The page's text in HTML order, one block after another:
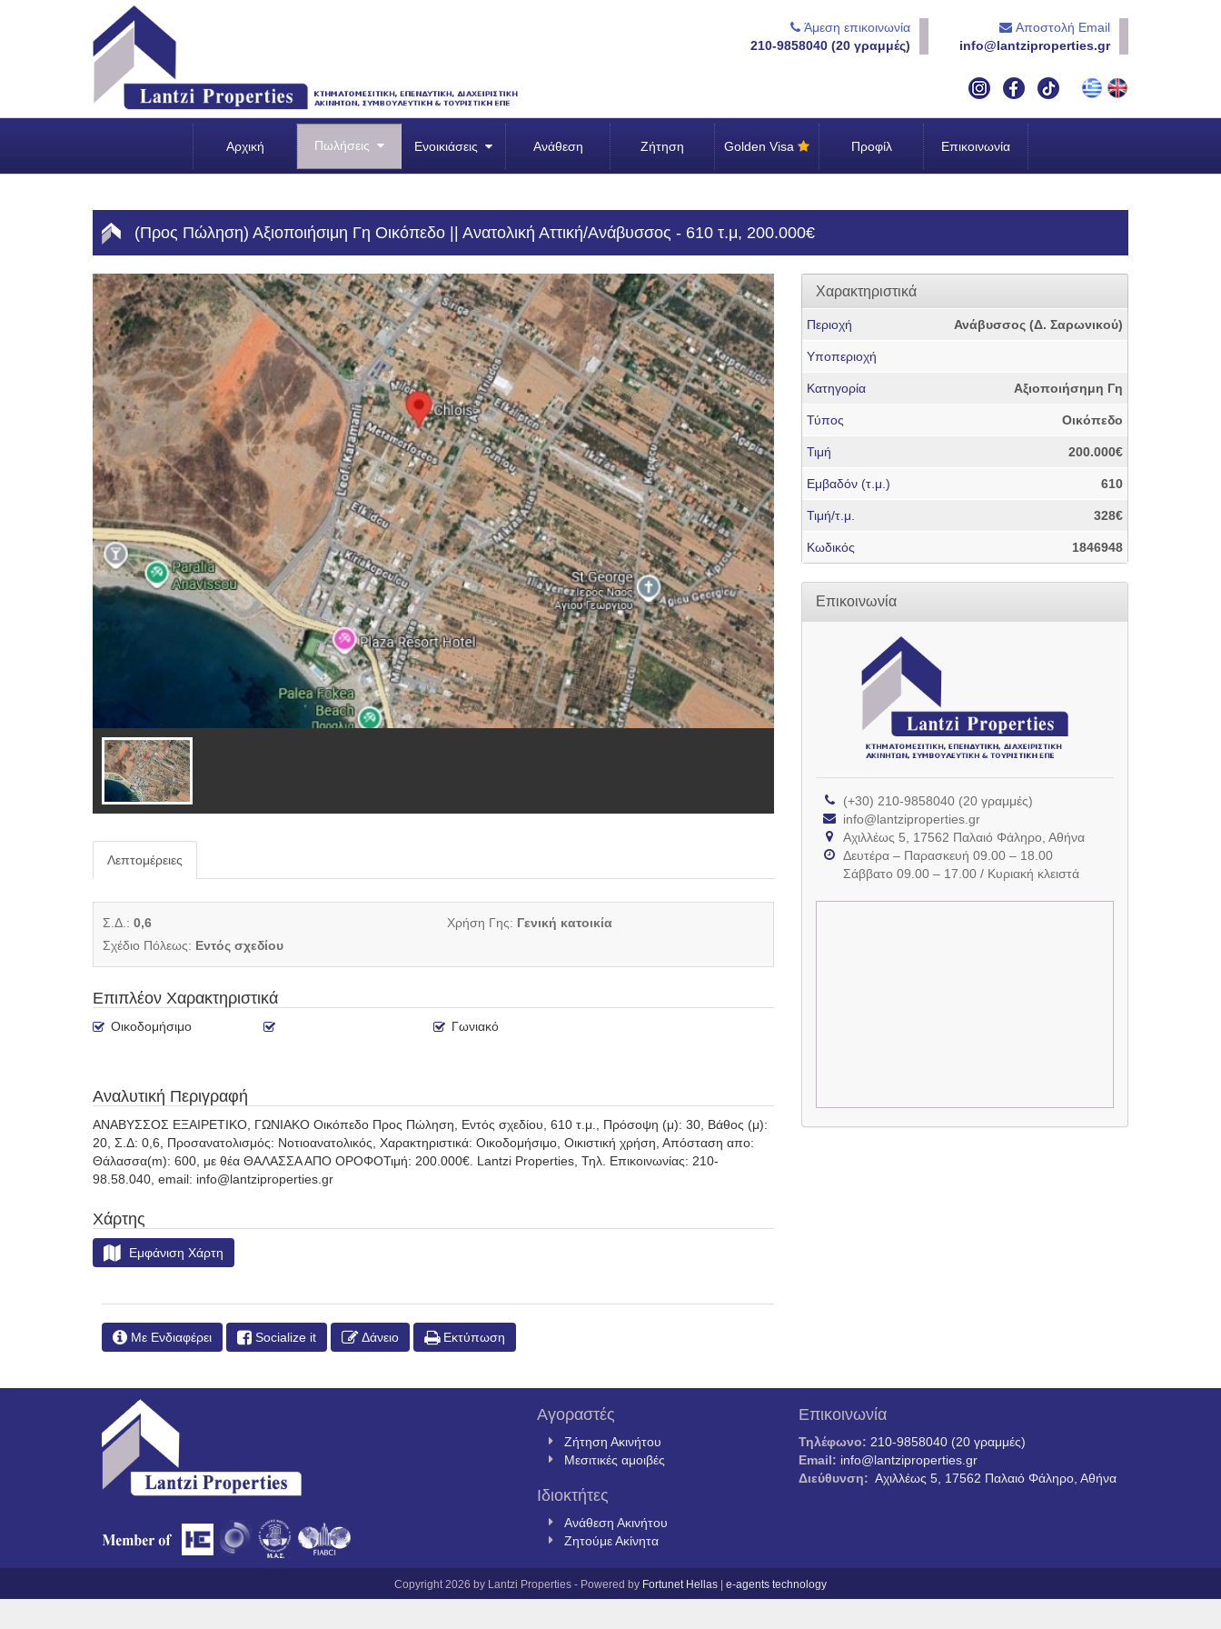
Άμεση επικοινωνία
210-9858040 (20 γραμμές)
Αποστολή Email
info@lantziproperties.gr
Αρχική Πωλήσεις Ενοικιάσεις Ανάθεση Ζήτηση Golden Visa Προφίλ Επικοινωνία
(Προς Πώληση) Αξιοποιήσιμη Γη Οικόπεδο || Ανατολική Αττική/Ανάβυσσος - 610 τ.μ, 200.000€
Λεπτομέρειες
Σ.Δ.: 0,6 Χρήση Γης: Γενική κατοικία
Σχέδιο Πόλεως: Εντός σχεδίου
Επιπλέον Χαρακτηριστικά
Οικοδομήσιμο Γωνιακό
Αναλυτική Περιγραφή
ΑΝΑΒΥΣΣΟΣ ΕΞΑΙΡΕΤΙΚΟ, ΓΩΝΙΑΚΟ Οικόπεδο Προς Πώληση, Εντός σχεδίου, 610 τ.μ., Πρόσοψη (μ): 30, Βάθος (μ):
20, Σ.Δ: 0,6, Προσανατολισμός: Νοτιοανατολικός, Χαρακτηριστικά: Οικοδομήσιμο, Οικιστική χρήση, Απόσταση απο:
Θάλασσα(m): 600, με θέα ΘΑΛΑΣΣΑ ΑΠΟ ΟΡΟΦΟΤιμή: 200.000€. Lantzi Properties, Τηλ. Επικοινωνίας: 210-
98.58.040, email: info@lantziproperties.gr
Χάρτης
Εμφάνιση Χάρτη
Με Ενδιαφέρει Socialize it Δάνειο Εκτύπωση
Χαρακτηριστικά
Περιοχή Ανάβυσσος (Δ. Σαρωνικού)
Υποπεριοχή
Κατηγορία Αξιοποιήσημη Γη
Τύπος Οικόπεδο
Τιμή 200.000€
Εμβαδόν (τ.μ.) 610
Τιμή/τ.μ. 328€
Κωδικός 1846948
Επικοινωνία
(+30) 210-9858040 (20 γραμμές)
info@lantziproperties.gr
Αχιλλέως 5, 17562 Παλαιό Φάληρο, Αθήνα
Δευτέρα – Παρασκευή 09.00 – 18.00
Σάββατο 09.00 – 17.00 / Κυριακή κλειστά
Αγοραστές
Ζήτηση Ακινήτου
Μεσιτικές αμοιβές
Ιδιοκτήτες
Ανάθεση Ακινήτου
Ζητούμε Ακίνητα
Επικοινωνία
Τηλέφωνο: 210-9858040 (20 γραμμές)
Email: info@lantziproperties.gr
Διεύθυνση: Αχιλλέως 5, 17562 Παλαιό Φάληρο, Αθήνα
Copyright 2026 by Lantzi Properties - Powered by Fortunet Hellas e-agents technology